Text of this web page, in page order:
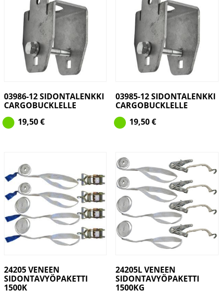
03986-12 SIDONTALENKKI
CARGOBUCKLELLE
19,50€
03985-12 SIDONTALENKKI
CARGOBUCKLELLE
19,50€
24205 VENEEN
SIDONTAVYÖPAKETTI
1500K
24205L VENEEN
SIDONTAVYÖPAKETTI
1500KG